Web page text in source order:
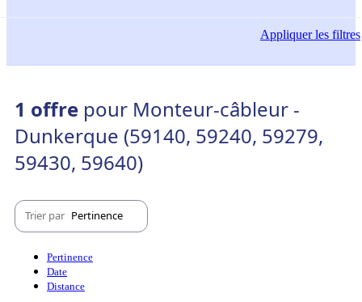
Appliquerles filtres
1 offre pour Monteur-câbleur -
Dunkerque (59140, 59240, 59279,
59430, 59640)
Trier par Pertinence
Pertinence
Date
Distance